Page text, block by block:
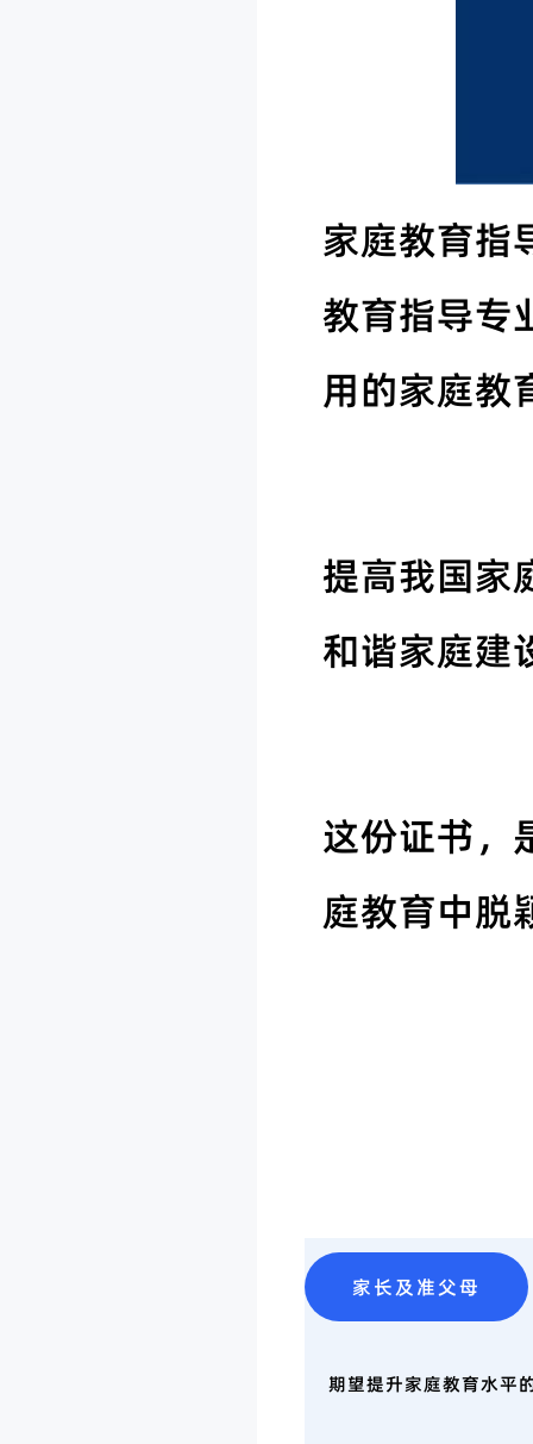
家庭教育指
教育指导专
用的家庭教
提高我国家
和谐家庭建
这份证书，
庭教育中脱
家长及准父母
期望提升家庭教育水平